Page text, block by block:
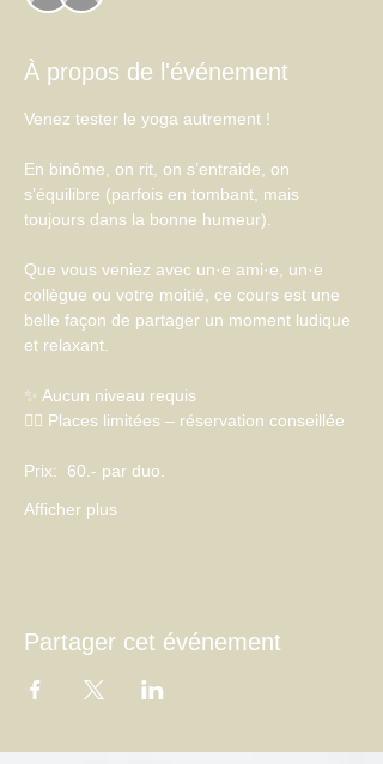
À propos de l'événement
Venez tester le yoga autrement !
En binôme, on rit, on s’entraide, on
s’équilibre (parfois en tombant, mais
toujours dans la bonne humeur).
Que vous veniez avec un·e ami·e, un·e
collègue ou votre moitié, ce cours est une
belle façon de partager un moment ludique
et relaxant.
✨ Aucun niveau requis
🧘‍♀️ Places limitées – réservation conseillée
Prix:  60.- par duo.
Afficher plus
Partager cet événement